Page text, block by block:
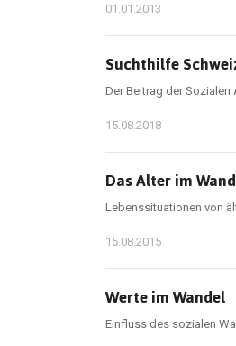
01.01.2013
Suchthilfe
Der Beitrag der
15.08.2018
Das Alter im
Lebenssituationen von
15.08.2015
Werte im Wandel
Einfluss des sozialen